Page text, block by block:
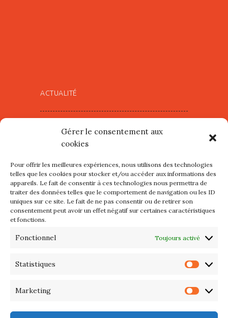
Gérer le consentement aux
cookies
Pour offrir les meilleures expériences, nous utilisons des technologies
telles que les cookies pour stocker et/ou accéder aux informations des
appareils. Le fait de consentir à ces technologies nous permettra de
traiter des données telles que le comportement de navigation ou les ID
uniques sur ce site. Le fait de ne pas consentir ou de retirer son
consentement peut avoir un effet négatif sur certaines caractéristiques
et fonctions.
Fonctionnel Toujours activé
Statistiques
Marketing
ACTUALITÉ
mercredi 12 et jeudi 13 août
2026
Les petits formats du Port
d’Orange : Mercredi 22 juillet de
10h à 20h
2026 – Maison du Phare de
d’artistes – 13 et 14 Septembre